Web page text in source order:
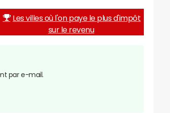
Les villes où l'on paye le plus d'impôt
sur le revenu
par e-mail.